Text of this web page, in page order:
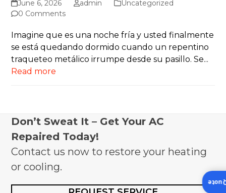
June 6, 2026 admin
Uncategorized
0 Comments
Imagine que es una noche fría y usted finalmente
se está quedando dormido cuando un repentino
traqueteo metálico irrumpe desde su pasillo. Se...
Read more
Don’t Sweat It – Get Your AC
Repaired Today!
Contact us now to restore your heating
or cooling.